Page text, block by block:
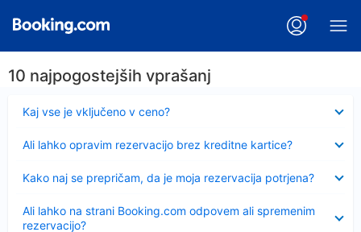
10 najpogostejših vprašanj
Kaj vse je vključeno v ceno?
Ali lahko opravim rezervacijo brez kreditne kartice?
Kako naj se prepričam, da je moja rezervacija potrjena?
Ali lahko na strani Booking.com odpovem ali spremenim
rezervacijo?